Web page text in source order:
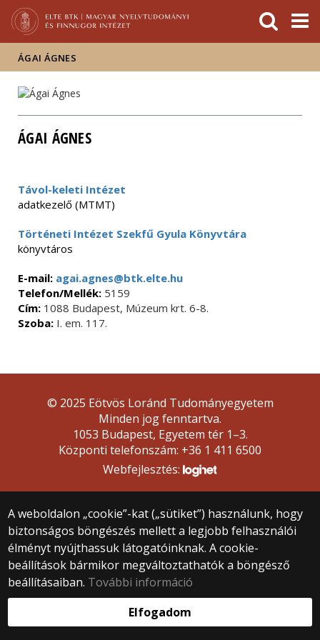
Hírek
Események
ELTE a
sajtóban
ÁGAI ÁGNES
ÁGAI ÁGNES
Távol-keleti Intézet
adatkezelő (MTMT)
Történeti Intézet Szekfű Gyula Könyvtára
könyvtáros
E-mail: agai.agnes@btk.elte.hu
Telefon/Mellék: 5159
Cím: 1088 Budapest, Múzeum krt. 6-8.
Szoba: I. em. 117.
A weboldalon „cookie”-kat („sütiket”) használunk, hogy
biztonságos böngészés mellett a legjobb felhasználói
élményt nyújthassuk látogatóinknak. A cookie-
beállítások bármikor megváltoztathatók a böngésző
beállításaiban. További információ
Elfogadom
© 2025 Eötvös Loránd Tudományegyetem
Minden jog fenntartva.
1053 Budapest, Egyetem tér 1–3.
Központi telefonszám: +36 1 411 6500
Webfejlesztés: